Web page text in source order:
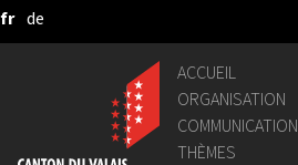
Saut au contenu principal
fr de
ACCUEIL
ORGANISATION
COMMUNICATION
THÈMES